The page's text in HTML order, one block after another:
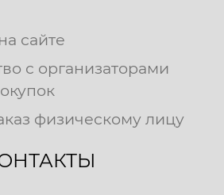
сайте
с организаторами
физическому лицу